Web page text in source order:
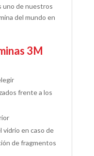
uno de nuestros
del mundo en
3M
frente a los
vidrio en caso de
de fragmentos